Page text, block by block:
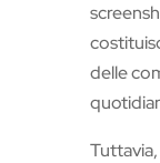
delle